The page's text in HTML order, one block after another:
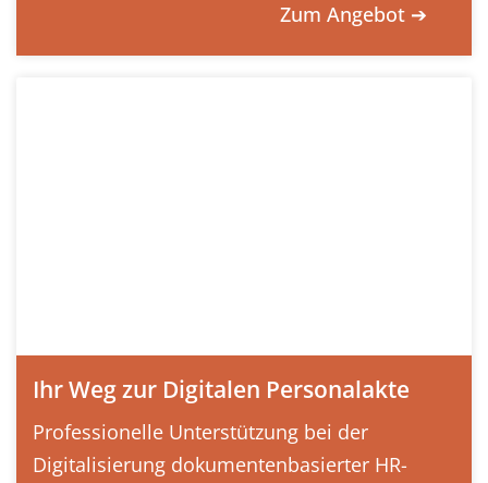
Zum Angebot ➔
Ihr Weg zur Digitalen Personalakte
Professionelle Unterstützung bei der
Digitalisierung dokumentenbasierter HR-